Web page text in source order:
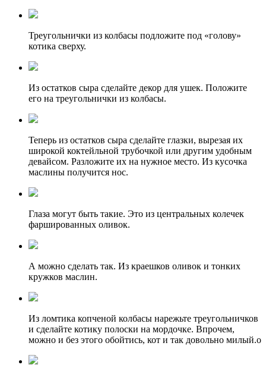
Треугольнички из колбасы подложите под «голову»
котика сверху.
Из остатков сыра сделайте декор для ушек. Положите
его на треугольнички из колбасы.
Теперь из остатков сыра сделайте глазки, вырезая их
широкой коктейльной трубочкой или другим удобным
девайсом. Разложите их на нужное место. Из кусочка
маслины получится нос.
Глаза могут быть такие. Это из центральных колечек
фаршированных оливок.
А можно сделать так. Из краешков оливок и тонких
кружков маслин.
Из ломтика копченой колбасы нарежьте треугольничков
и сделайте котику полоски на мордочке. Впрочем,
можно и без этого обойтись, кот и так довольно милый.о